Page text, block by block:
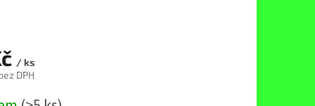
/ ks
DPH